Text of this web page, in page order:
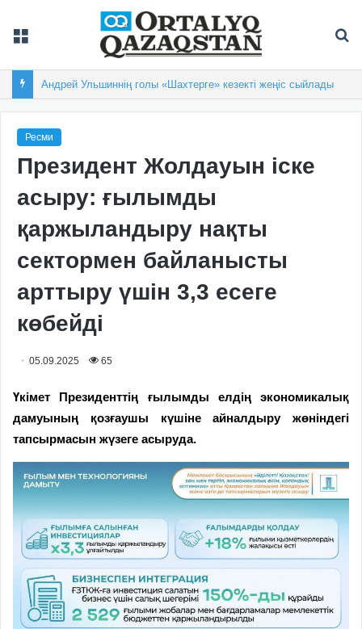
Андрей Ульшиннің голы «Шахтерге» кезекті жеңіс сыйлады
Ресми
Президент Жолдауын іске
асыру: ғылымды
қаржыландыру нақты
сектормен байланысты
арттыру үшін 3,3 есеге
көбейді
05.09.2025 65
Үкімет Президенттің ғылымды елдің экономикалық
дамуының қозғаушы күшіне айналдыру жөніндегі
тапсырмасын жүзеге асыруда.